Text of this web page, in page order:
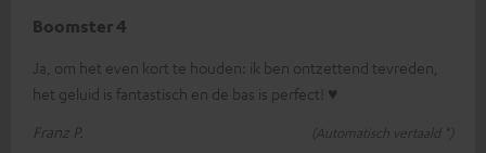
Boomster 4
Ja, om het even kort te houden: ik ben ontzettend tevreden,
het geluid is fantastisch en de bas is perfect! ♥
Franz P.
(Automatisch vertaald *)